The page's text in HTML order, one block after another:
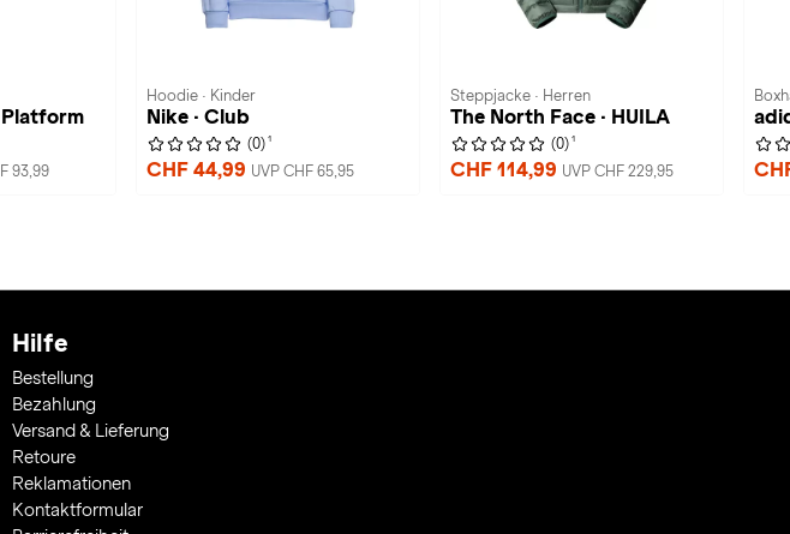
Platform
93,99
Hoodie · Kinder
Nike · Club
(0) 1
CHF 44,99 UVP CHF 65,95
Steppjacke · Herren
The North Face · HUILA
(0) 1
CHF 114,99 UVP CHF 229,95
Hilfe
Bestellung
Bezahlung
Versand & Lieferung
Retoure
Reklamationen
Kontaktformular